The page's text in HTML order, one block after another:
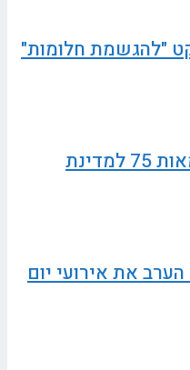
"להגשמת חלומות"
מעל 10,000 איש חגגו עצמאות 75 למדינת
את אירועי יום